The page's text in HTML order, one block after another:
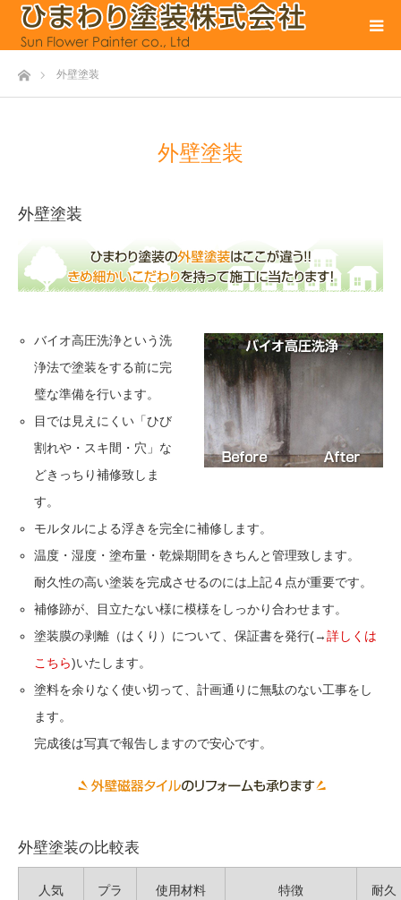
ホーム外壁塗装
外壁塗装
外壁塗装
バイオ高圧洗浄という洗
浄法で塗装をする前に完
璧な準備を行います。
目では見えにくい「ひび
割れや・スキ間・穴」な
どきっちり補修致しま
す。
モルタルによる浮きを完全に補修します。
温度・湿度・塗布量・乾燥期間をきちんと管理致します。
耐久性の高い塗装を完成させるのには上記４点が重要です。
補修跡が、目立たない様に模様をしっかり合わせます。
塗装膜の剥離（はくり）について、保証書を発行(→詳しくは
こちら)いたします。
塗料を余りなく使い切って、計画通りに無駄のない工事をし
ます。
完成後は写真で報告しますので安心です。
外壁塗装の比較表
人気
プラ
使用材料 特徴
耐久